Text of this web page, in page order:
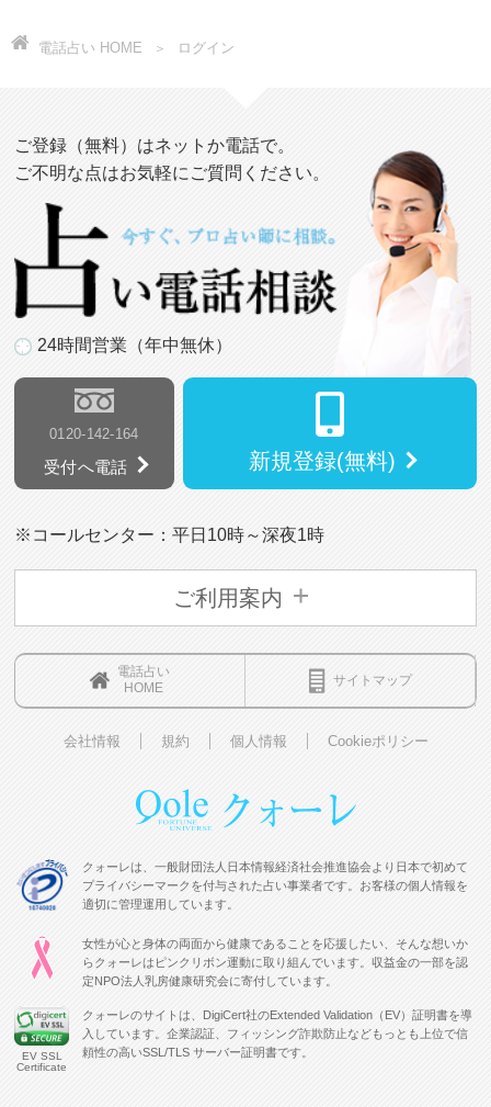
電話占い HOME ログイン
ご登録（無料）はネットか電話で。
ご不明な点はお気軽にご質問ください。
24時間営業（年中無休）
0120-142-164
受付へ電話 新規登録(無料)
※コールセンター：平日10時～深夜1時
ご利用案内
電話占い
HOME
サイトマップ
会社情報 規約 個人情報 Cookieポリシー
クォーレは、一般財団法人日本情報経済社会推進協会より日本で初めて
プライバシーマークを付与された占い事業者です。お客様の個人情報を
適切に管理運用しています。
女性が心と身体の両面から健康であることを応援したい、そんな想いか
らクォーレはピンクリボン運動に取り組んでいます。収益金の一部を認
定NPO法人乳房健康研究会に寄付しています。
EV SSL
Certificate
クォーレのサイトは、DigiCert社のExtended Validation（EV）証明書を導
入しています。企業認証、フィッシング詐欺防止などもっとも上位で信
頼性の高いSSL/TLS サーバー証明書です。